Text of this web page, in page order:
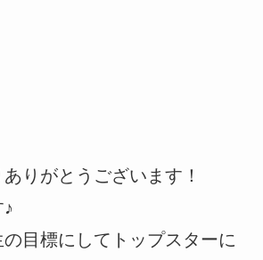
りがとうございます！
目標にしてトップスターに